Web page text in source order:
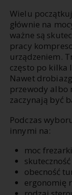
Wielu
głównie na
ważne są
pracy
urządzeniem.
często po kilka
Nawet
przewody albo
zaczynają być
Podczas
innymi na:
moc
obecność
ergonomię